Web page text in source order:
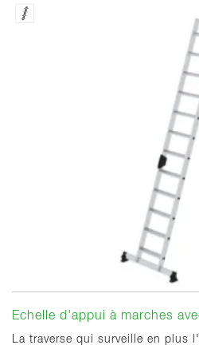
Echelle d'appui à marches
La traverse qui surveille en plus